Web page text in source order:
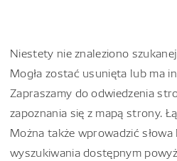
Niestety nie znaleziono
Mogła zostać usunięta lub ma
Zapraszamy do odwiedzenia
zapoznania się z mapą strony.
Można także wprowadzić
wyszukiwania dostępnym